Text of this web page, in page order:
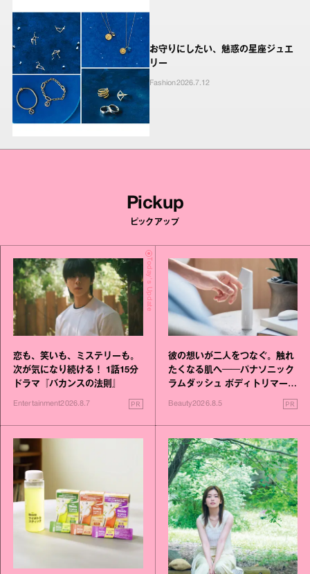
お守りにしたい、魅惑の星座ジュエ
リー
Fashion2026.7.12
Pickup
ピックアップ
Today's Update
恋も、笑いも、ミステリーも。
次が気になり続ける！ 1話15分
ドラマ『バカンスの法則』
Entertainment2026.8.7 PR
彼の想いが二人をつなぐ。触れ
たくなる肌へ──パナソニック
ラムダッシュ ボディトリマーが
Beauty2026.8.5 PR